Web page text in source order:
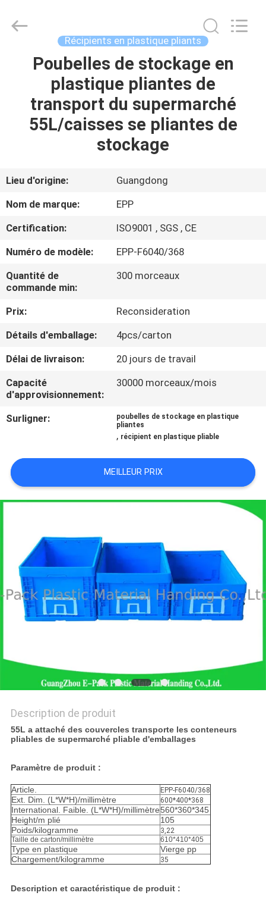
ACCUEIL
PRODUITS
DE
NOUS
VISITE
DE
L'USINE
CONTRÔLE
QUALITÉ
CONTACTEZ-
NOUS
UN
DEVIS
SITE
PRIVACY
POLICY
Récipients en plastique pliants
Poubelles de stockage en
plastique pliantes de
transport du supermarché
55L/caisses se pliantes de
stockage
Lieu d'origine:
Guangdong
Nom de marque:
EPP
Certification:
ISO9001 , SGS , CE
Numéro de modèle:
EPP-F6040/368
Quantité de
commande min:
300 morceaux
Prix:
Reconsideration
Détails d'emballage:
4pcs/carton
Délai de livraison:
20 jours de travail
Capacité
d'approvisionnement:
30000 morceaux/mois
Surligner:
poubelles de stockage en plastique
pliantes
, récipient en plastique pliable
MEILLEUR PRIX
Description de produit
55L a attaché des couvercles transporte les conteneurs
pliables de supermarché pliable d'emballages
Paramètre de produit :
Article. EPP-F6040/368
Ext. Dim. (L*W*H)/millimètre 600*400*368
International. Faible. (L*W*H)/millimètre560*360*345
Height/m plié
105
Poids/kilogramme
3,22
Taille de carton/millimètre
610*410*405
Type en plastique
Vierge pp
Chargement/kilogramme 35
Description et caractéristique de produit: